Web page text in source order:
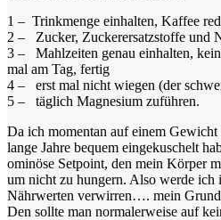
1 – Trinkmenge einhalten, Kaffee
2 – Zucker, Zuckerersatzstoffe und
3 – Mahlzeiten genau einhalten,
mal am Tag, fertig
4 – erst mal nicht wiegen (der
5 – täglich Magnesium zuführen.
Da ich momentan auf einem
lange Jahre bequem eingekuschelt
ominöse Setpoint, den mein Körper
um nicht zu hungern. Also werde ich
Nährwerten verwirren…. mein
Den sollte man normalerweise auf